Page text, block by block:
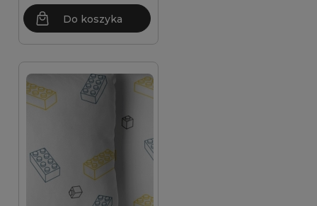
Do koszyka